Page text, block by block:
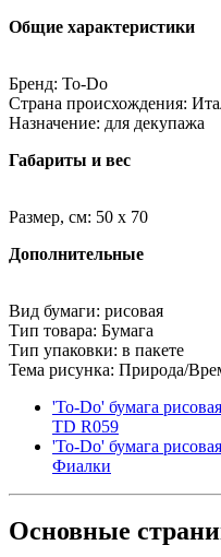
Общие характеристики
Бренд: To-Do
Страна происхождения:
Назначение: для декупажа
Габариты и вес
Размер, см: 50 x 70
Дополнительные
Вид бумаги: рисовая
Тип товара: Бумага
Тип упаковки: в пакете
Тема рисунка: Природа/
'To-Do' бумага
TD R059
'To-Do' бумага
Фиалки
Основные